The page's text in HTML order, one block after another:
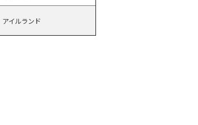
アイルランド